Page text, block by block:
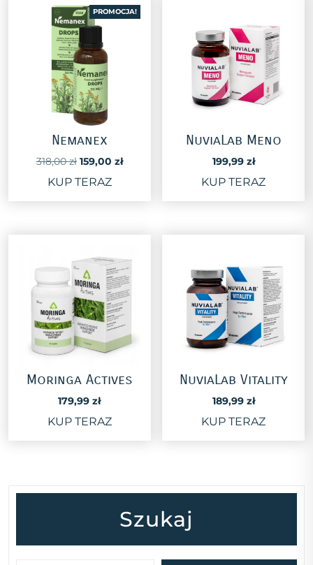
PROMOCJA!
Nemanex
318,00zł Pierwotna
cena
wynosiła:
159,00 złAktualna
KUP TERAZ
NuviaLab Meno
199,99 zł
KUP TERAZ
Moringa Actives
179,99zł
KUP TERAZ
NuviaLab Vitality
189,99 zł
KUP TERAZ
Szukaj